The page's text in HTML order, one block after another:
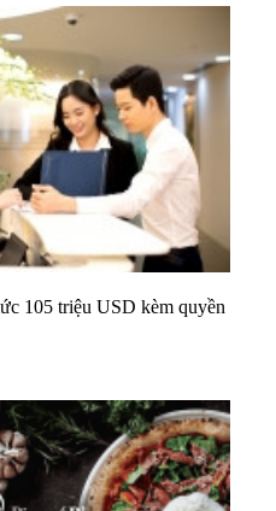
105 triệu USD kèm quyền